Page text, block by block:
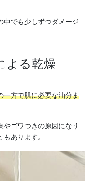
中でも少しずつダメージ
よる乾燥
一方で肌に必要な油分ま
やゴワつきの原因になり
あります。